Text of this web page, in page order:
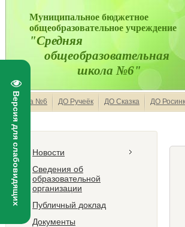
Версия для слабовидящих
Муниципальное бюджетное
общеобразовательное учреждение
"Средняя
общеобразовательная
школа №6"
Школа №6 ДО Ручеёк ДО Сказка ДО
Новости
Сведения об
образовательной
организации
Публичный доклад
Документы